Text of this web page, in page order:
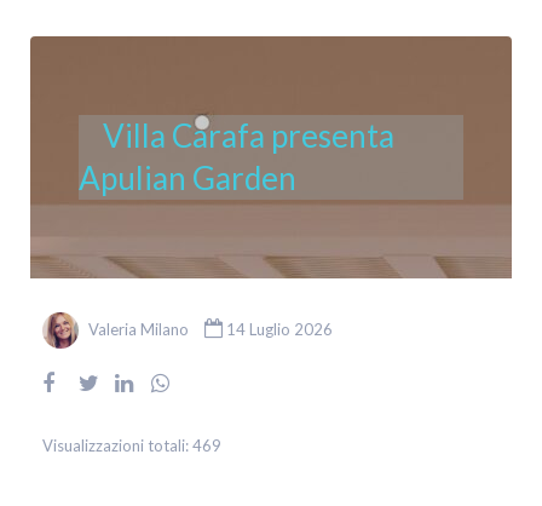
Villa Carafa presenta
Apulian Garden
Valeria Milano 14 Luglio 2026
Visualizzazioni totali:469